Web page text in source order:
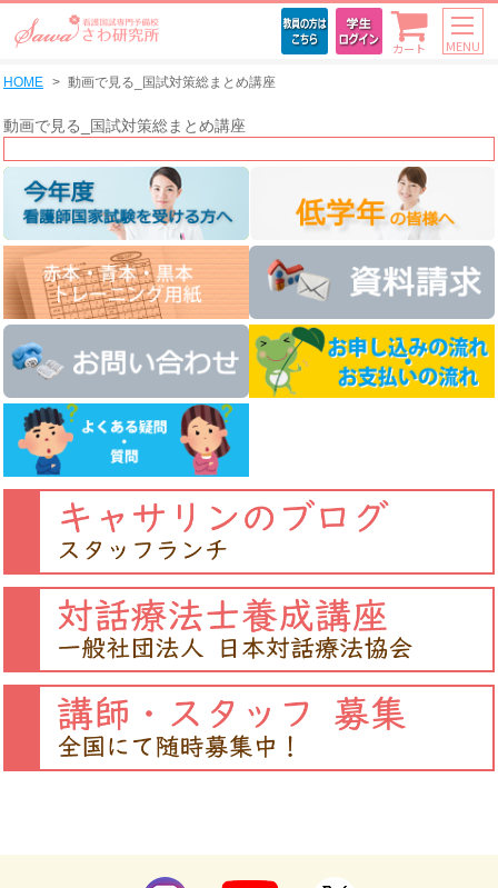
カート MENU
HOME 動画で見る_国試対策総まとめ講座
動画で見る_国試対策総まとめ講座